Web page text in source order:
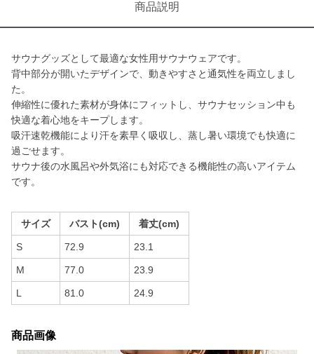
商品説明
サウナグッズとして最適な女性用サウナウェアです。
背中部分が開いたデザインで、動きやすさと通気性を両立しまし
た。
伸縮性に優れた素材が身体にフィットし、サウナセッション中も
快適な着心地をキープします。
吸汗速乾機能により汗を素早く吸収し、蒸し暑い環境でも快適に
過ごせます。
サウナ後の水風呂や外気浴にも対応できる機能性の高いアイテム
です。
サイズ バスト(cm) 着丈(cm)
S 72.9 23.1
M 77.0 23.9
L 81.0 24.9
商品画像